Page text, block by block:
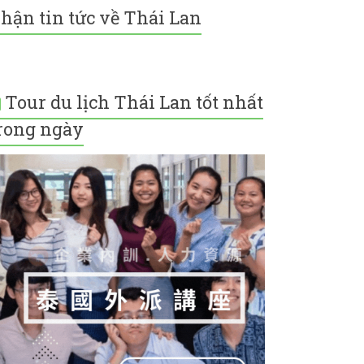
tin tức về Thái Lan
Tour du lịch Thái Lan tốt nhất
ngày